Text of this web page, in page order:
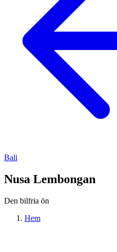
Bali
Nusa Lembongan
Den bilfria ön
Hem